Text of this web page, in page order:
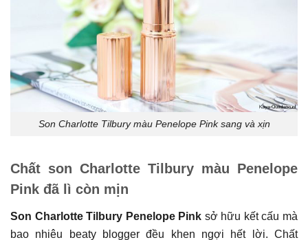
Son Charlotte Tilbury màu Penelope Pink sang và xịn
Chất son Charlotte Tilbury màu Penelope
Pink đã lì còn mịn
Son Charlotte Tilbury Penelope Pink sở hữu kết cấu mà
bao nhiêu beaty blogger đều khen ngợi hết lời. Chất